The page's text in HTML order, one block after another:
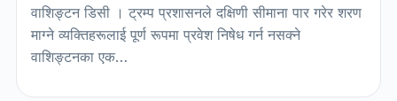
वाशिङ्टन डिसी । ट्रम्प प्रशासनले दक्षिणी सीमाना पार गरेर शरण
माग्ने व्यक्तिहरूलाई पूर्ण रूपमा प्रवेश निषेध गर्न नसक्ने
वाशिङ्टनका एक…